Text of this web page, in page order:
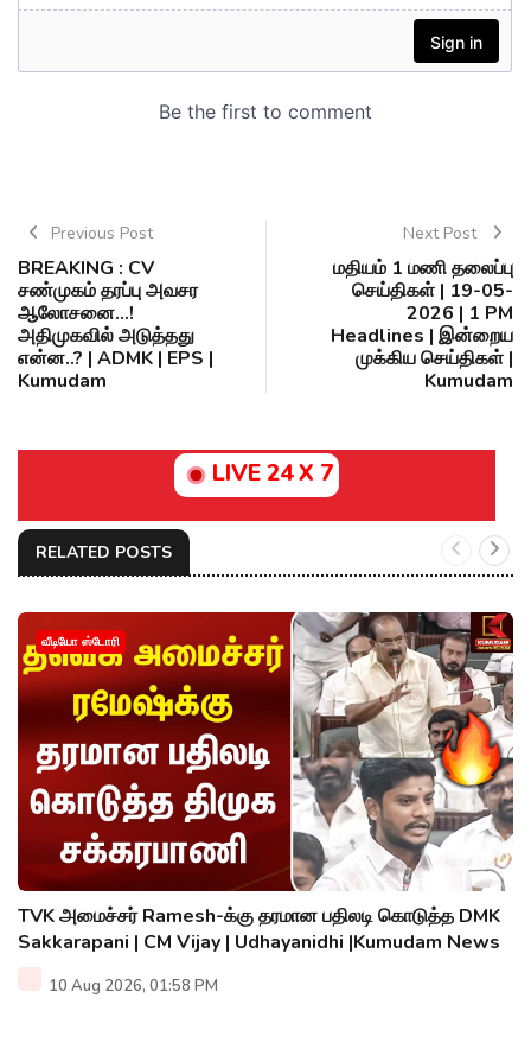
Previous Post
BREAKING : CV
சண்முகம் தரப்பு அவசர
ஆலோசனை...!
அதிமுகவில் அடுத்தது
என்ன..? | ADMK | EPS |
Kumudam
Next Post
மதியம் 1 மணி தலைப்பு
செய்திகள் | 19-05-
2026 | 1 PM
Headlines | இன்றைய
முக்கிய செய்திகள் |
Kumudam
LIVE 24 X 7
RELATED POSTS
வீடியோ ஸ்டோரி
TVK அமைச்சர் Ramesh-க்கு தரமான பதிலடி கொடுத்த DMK
Sakkarapani | CM Vijay | Udhayanidhi |Kumudam News
10 Aug 2026, 01:58 PM